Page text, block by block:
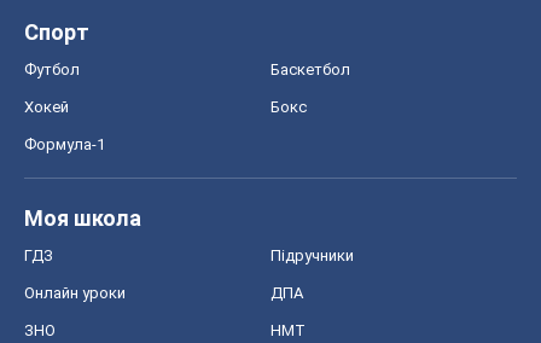
Спорт
Футбол Баскетбол
Хокей Бокс
Формула-1
Моя школа
ГДЗ Підручники
Онлайн уроки ДПА
ЗНО НМТ